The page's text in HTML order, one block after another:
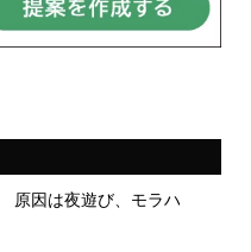
原因は夜遊び、モラハ